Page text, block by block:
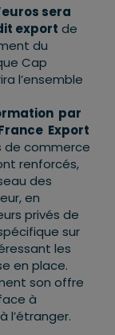
sera
export de
du
Cap
l’ensemble
par
Export
de commerce
renforcés,
des
en
privés de
sur
les
en place.
son offre
à
l’étranger.